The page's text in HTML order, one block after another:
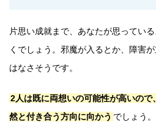
片思い成就まで、あなたが思ってい
くでしょう。邪魔が入るとか、障害
はなさそうです。
2人は既に両想いの可能性が高いの
然と付き合う方向に向かう でしょう。